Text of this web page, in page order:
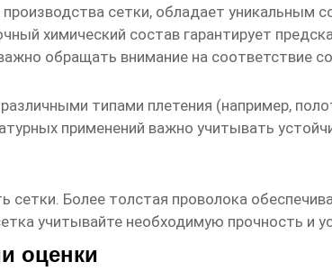
сетки, обладает уникальным
химический состав гарантирует
обращать внимание на соответствие
типами плетения (например,
применений важно учитывать
сетки. Более толстая проволока
учитывайте необходимую прочность и
оценки